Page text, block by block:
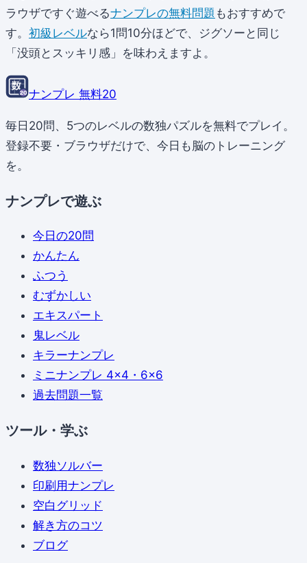
ラウザですぐ遊べるナンプレの無料問題 もおすすめで
す。 初級レベルなら1問10分ほどで、ジグソーと同じ
「没頭とスッキリ感」を味わえますよ。
ナンプレ 無料20
毎日20問、5つのレベルの数独パズルを無料でプレイ。
登録不要・ブラウザだけで、今日も脳のトレーニング
を。
ナンプレで遊ぶ
今日の20問
かんたん
ふつう
むずかしい
エキスパート
鬼レベル
キラーナンプレ
ミニナンプレ 4×4・6×6
過去問題一覧
ツール・学ぶ
数独ソルバー
印刷用ナンプレ
空白グリッド
解き方のコツ
ブログ